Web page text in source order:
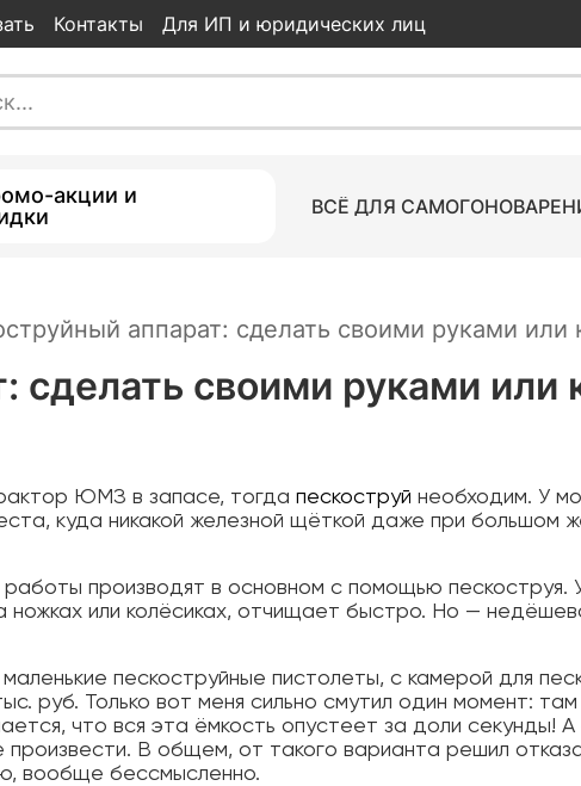
Контакты Для ИП и юридических лиц
акции и
ВСЁ ДЛЯ
аппарат: сделать своими руками или
сделать своими руками или
ЮМЗ в запасе, тогда пескоструй необходим. У
куда никакой железной щёткой даже при большом
производят в основном с помощью пескоструя.
ножках или колёсиках, отчищает быстро. Но —
пескоструйные пистолеты, с камерой для
руб. Только вот меня сильно смутил один момент: там
что вся эта ёмкость опустеет за доли секунды! А
произвести. В общем, от такого варианта решил
вообще бессмысленно.